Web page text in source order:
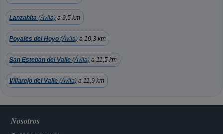
Lanzahíta (Ávila) a 9,5 km
Poyales del Hoyo (Ávila) a 10,3 km
San Esteban del Valle (Ávila) a 11,5 km
Villarejo del Valle (Ávila) a 11,9 km
Nosotros